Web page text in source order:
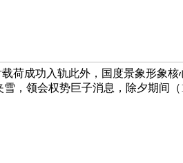
荷成功入轨此外，国度景象形象
领会权势巨子消息，除夕期间（